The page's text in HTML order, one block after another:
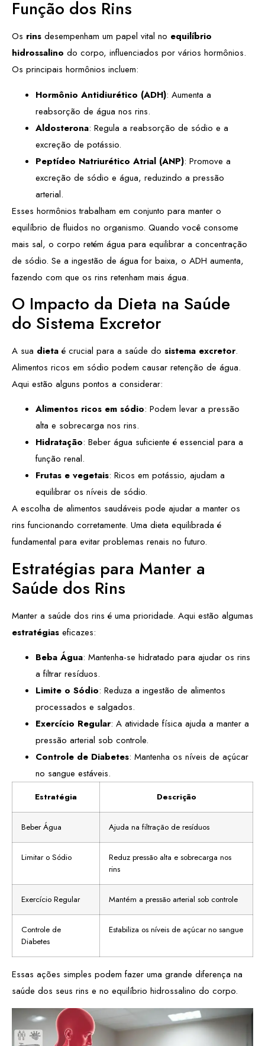
Função dos Rins
Os rins desempenham um papel vital no equilíbrio
hidrossalino do corpo, influenciados por vários hormônios.
Os principais hormônios incluem:
Hormônio Antidiurético (ADH): Aumenta a
reabsorção de água nos rins.
Aldosterona: Regula a reabsorção de sódio e a
excreção de potássio.
Peptídeo Natriurético Atrial (ANP): Promove a
excreção de sódio e água, reduzindo a pressão
arterial.
Esses hormônios trabalham em conjunto para manter o
equilíbrio de fluidos no organismo. Quando você consome
mais sal, o corpo retém água para equilibrar a concentração
de sódio. Se a ingestão de água for baixa, o ADH aumenta,
fazendo com que os rins retenham mais água.
O Impacto da Dieta na Saúde
do Sistema Excretor
A sua dieta é crucial para a saúde do sistema excretor.
Alimentos ricos em sódio podem causar retenção de água.
Aqui estão alguns pontos a considerar:
Alimentos ricos em sódio: Podem levar a pressão
alta e sobrecarga nos rins.
Hidratação: Beber água suficiente é essencial para a
função renal.
Frutas e vegetais: Ricos em potássio, ajudam a
equilibrar os níveis de sódio.
A escolha de alimentos saudáveis pode ajudar a manter os
rins funcionando corretamente. Uma dieta equilibrada é
fundamental para evitar problemas renais no futuro.
Estratégias para Manter a
Saúde dos Rins
Manter a saúde dos rins é uma prioridade. Aqui estão algumas
estratégias eficazes:
Beba Água: Mantenha-se hidratado para ajudar os rins
a filtrar resíduos.
Limite o Sódio: Reduza a ingestão de alimentos
processados e salgados.
Exercício Regular: A atividade física ajuda a manter a
pressão arterial sob controle.
Controle de Diabetes: Mantenha os níveis de açúcar
no sangue estáveis.
Estratégia Descrição
Beber Água Ajuda na filtração de resíduos
Limitar o Sódio
Reduz pressão alta e sobrecarga nos
rins
Exercício Regular Mantém a pressão arterial sob controle
Controle de
Diabetes
Estabiliza os níveis de açúcar no sangue
Essas ações simples podem fazer uma grande diferença na
saúde dos seus rins e no equilíbrio hidrossalino do corpo.